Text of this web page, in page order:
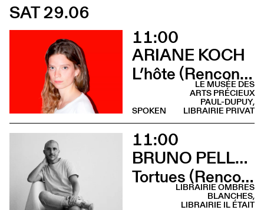
SAT 29.06
11:00
ARIANE KOCH
L’hôte (Rencontre - Librairie Privat)
LE MUSÉE DES
ARTS PRÉCIEUX
PAUL-DUPUY,
LIBRAIRIE PRIVAT
SPOKEN
11:00
BRUNO PELLEGRINO
Tortues (Rencontre - Librairie Ombres Blanches)
LIBRAIRIE OMBRES
BLANCHES,
LIBRAIRIE IL ÉTAIT